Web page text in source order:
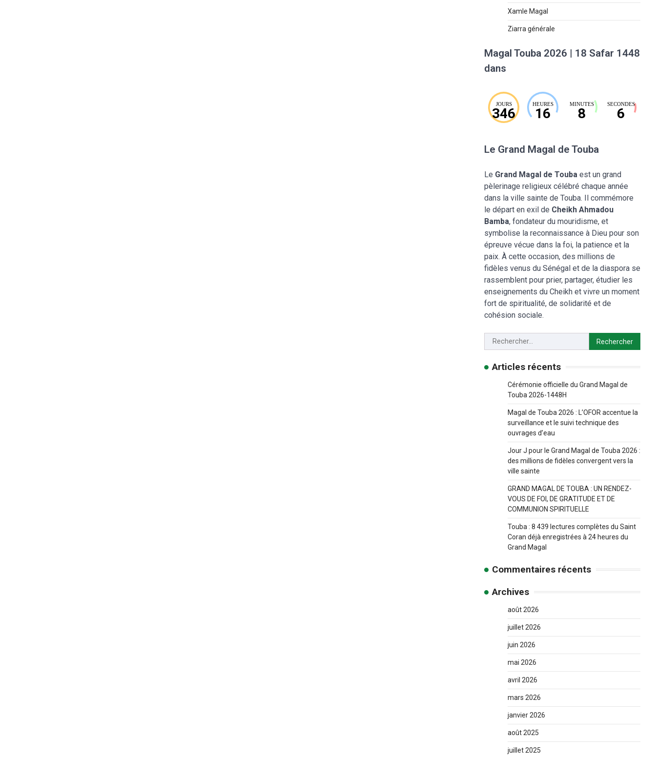
Xamle Magal
Ziarra générale
Magal Touba 2026 | 18 Safar 1448
dans
JOURS
346
HEURES
16
MINUTES
8
SECONDES
5
Le Grand Magal de Touba
Le Grand Magal de Touba est un grand
pèlerinage religieux célébré chaque année
dans la ville sainte de Touba. Il commémore
le départ en exil de Cheikh Ahmadou
Bamba, fondateur du mouridisme, et
symbolise la reconnaissance à Dieu pour son
épreuve vécue dans la foi, la patience et la
paix. À cette occasion, des millions de
fidèles venus du Sénégal et de la diaspora se
rassemblent pour prier, partager, étudier les
enseignements du Cheikh et vivre un moment
fort de spiritualité, de solidarité et de
cohésion sociale.
Articles récents
Cérémonie officielle du Grand Magal de
Touba 2026-1448H
Magal de Touba 2026 : L’OFOR accentue la
surveillance et le suivi technique des
ouvrages d’eau
Jour J pour le Grand Magal de Touba 2026 :
des millions de fidèles convergent vers la
ville sainte
GRAND MAGAL DE TOUBA : UN RENDEZ-
VOUS DE FOI, DE GRATITUDE ET DE
COMMUNION SPIRITUELLE
Touba : 8 439 lectures complètes du Saint
Coran déjà enregistrées à 24 heures du
Grand Magal
Commentaires récents
Archives
août 2026
juillet 2026
juin 2026
mai 2026
avril 2026
mars 2026
janvier 2026
août 2025
juillet 2025